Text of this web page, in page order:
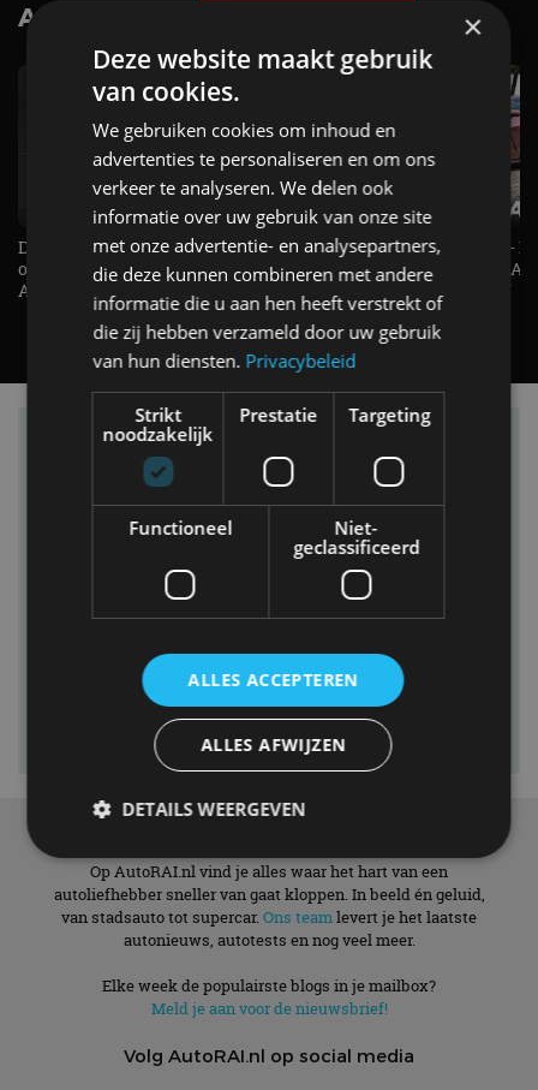
AutoRAI.nl TV
De Renault Twingo heeft een
opvallende snelheidsmeter! -
AutoRAI TV
De perfecte (gezins)taxi? -
ES500e (2026) - REVIEW -
UITGELEGD! - AutoRAI TV
Vind je auto in onze database
Op AutoRAI.nl vind je alles waar het hart van een
autoliefhebber sneller van gaat kloppen. In beeld én geluid,
van stadsauto tot supercar. Ons team levert je het laatste
autonieuws, autotests en nog veel meer.
Elke week de populairste blogs in je mailbox?
Meld je aan voor de nieuwsbrief!
Volg AutoRAI.nl op social media
×
Deze website maakt gebruik
van cookies.
We gebruiken cookies om inhoud en
advertenties te personaliseren en om ons
verkeer te analyseren. We delen ook
informatie over uw gebruik van onze site
met onze advertentie- en analysepartners,
die deze kunnen combineren met andere
informatie die u aan hen heeft verstrekt of
die zij hebben verzameld door uw gebruik
van hun diensten. Privacybeleid
Strikt
noodzakelijk
Prestatie Targeting
Functioneel
Niet-
geclassificeerd
ALLES ACCEPTEREN
ALLES AFWIJZEN
DETAILS WEERGEVEN
Strikt noodzakelijk Prestatie
Targeting
Functioneel
Niet-geclassificeerd
Strikt noodzakelijke cookies maken de
kernfunctionaliteiten van de website mogelijk, zoals
gebruikersaanmelding en accountbeheer. De
strikt noodzakelijke cookies.